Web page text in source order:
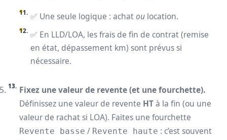
✅ Une seule logique : achatou location.
✅ En LLD/LOA, les frais de fin de contrat (remise
en état, dépassement km) sont prévus si
nécessaire.
Fixez une valeur de revente (et une fourchette).
Définissez une valeur de revente HTà la fin (ou une
valeur de rachat si LOA). Faites une fourchette
Revente basse / Revente haute : c’est souvent